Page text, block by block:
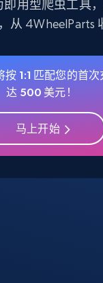
- Collect
Is professional
3.5K+
information
rank, Region, About,
用型爬虫工具
从 4WheelParts
按 1:1 匹配您的首
达 500 美元！
马上开始